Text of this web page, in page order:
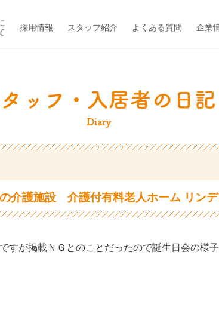
採用情報 スタッフ紹介 よくある質問 企業
介護施設 介護付有料老人ホーム リンデ
すが掲載ＮＧとのことだったので誕生日会の様